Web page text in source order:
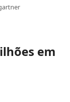
em